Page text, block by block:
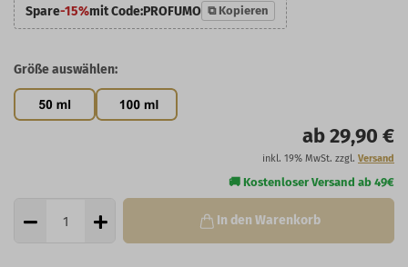
Spare-15%mit Code:PROFUMO ⧉ Kopieren
Größe auswählen:
ab 29,90 €
inkl. 19% MwSt. zzgl. Versand
In den Warenkorb